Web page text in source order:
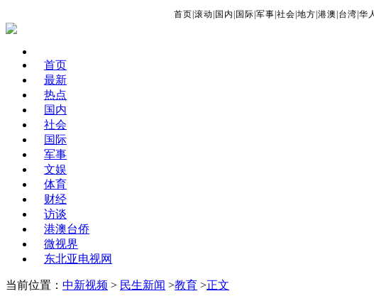
首页 滚动 国内 国际 军事 社会 地方 港澳 台湾 华
首页
最新
热点
国内
社会
国际
军事
文娱
体育
财经
访谈
港澳台侨
微视界
东北亚电视网
当前位置： 中新视频 > 民生新闻 >教育 >正文